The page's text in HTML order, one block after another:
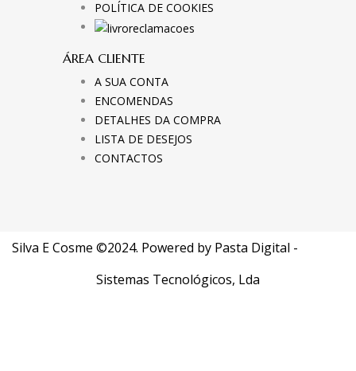
POLÍTICA DE COOKIES
ÁREA CLIENTE
A SUA CONTA
ENCOMENDAS
DETALHES DA COMPRA
LISTA DE DESEJOS
CONTACTOS
Silva E Cosme ©2024. Powered by Pasta Digital -
Sistemas Tecnológicos, Lda